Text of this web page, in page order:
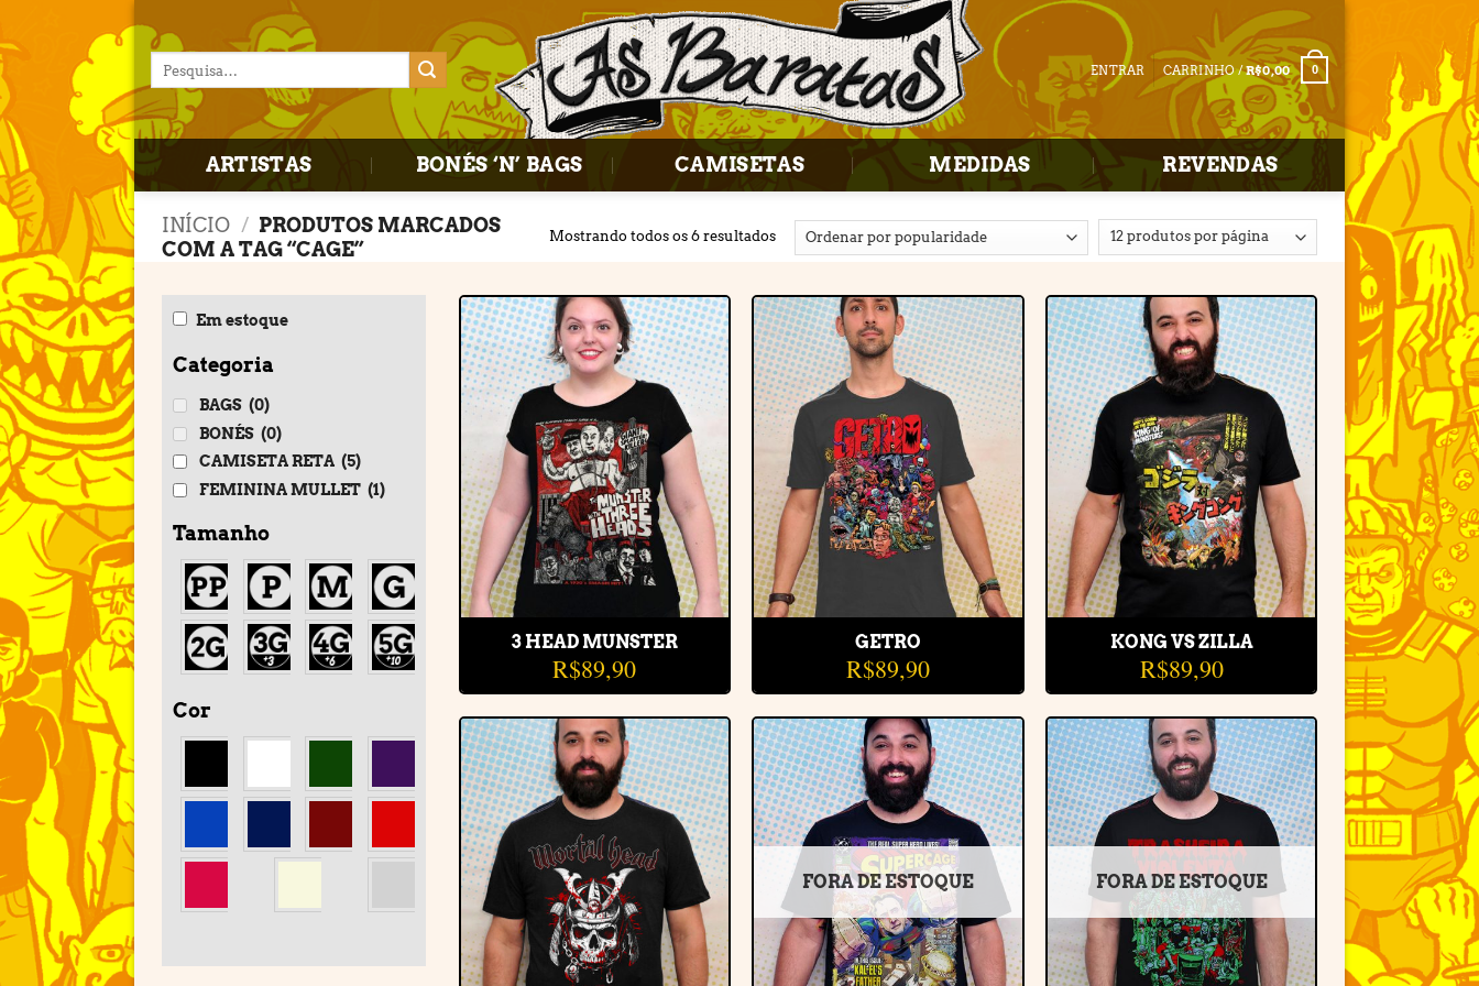
content
por:
ENTRAR CARRINHO /R$0,00 0
ARTISTAS BONÉS ‘N’ BAGS CAMISETAS MEDIDAS REVENDAS
INÍCIO / PRODUTOS MARCADOS
COM A TAG “CAGE”
Mostrando todos os 6 resultados
Em estoque
Categoria
BAGS (0)
BONÉS (0)
CAMISETA RETA (5)
FEMININA MULLET (1)
Tamanho
Cor
' ' ' '
' ' '
Adicionar
à lista de
desejos
3 HEAD MUNSTER
R$89,90
Adicionar
à lista de
desejos
GETRO
R$89,90
Adicionar
à lista de
desejos
KONG VS ZILLA
R$89,90
Adicionar
à lista de
desejos
Adicionar
à lista de
desejos
FORA DE ESTOQUE
Adicionar
à lista de
desejos
FORA DE ESTOQUE